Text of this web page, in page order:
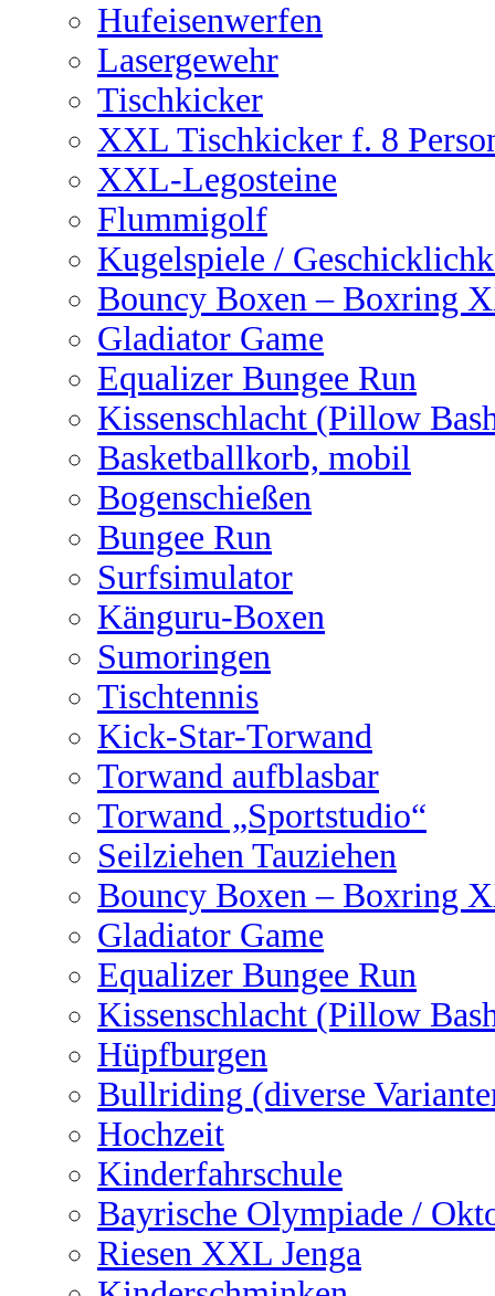
Hufeisenwerfen
Lasergewehr
Tischkicker
XXL Tischkicker f. 8
XXL-Legosteine
Flummigolf
Kugelspiele /
Bouncy Boxen – Boxring
Gladiator Game
Equalizer Bungee Run
Kissenschlacht (Pillow
Basketballkorb, mobil
Bogenschießen
Bungee Run
Surfsimulator
Känguru-Boxen
Sumoringen
Tischtennis
Kick-Star-Torwand
Torwand aufblasbar
Torwand „Sportstudio“
Seilziehen Tauziehen
Bouncy Boxen – Boxring
Gladiator Game
Equalizer Bungee Run
Kissenschlacht (Pillow
Hüpfburgen
Bullriding (diverse
Hochzeit
Kinderfahrschule
Bayrische Olympiade /
Riesen XXL Jenga